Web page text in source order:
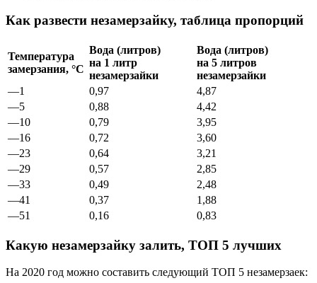
Как развести незамерзайку, таблица пропорций
Температура
замерзания, °С
Вода (литров)
на 1 литр
незамерзайки
Вода (литров)
на 5 литров
незамерзайки
—1
0,97
4,87
—5
0,88
4,42
—10
0,79
3,95
—16
0,72
3,60
—23
0,64
3,21
—29
0,57
2,85
—33
0,49
2,48
—41
0,37
1,88
—51
0,16 0,83
Какую незамерзайку залить, ТОП 5 лучших
На 2020 год можно составить следующий ТОП 5 незамерзаек: